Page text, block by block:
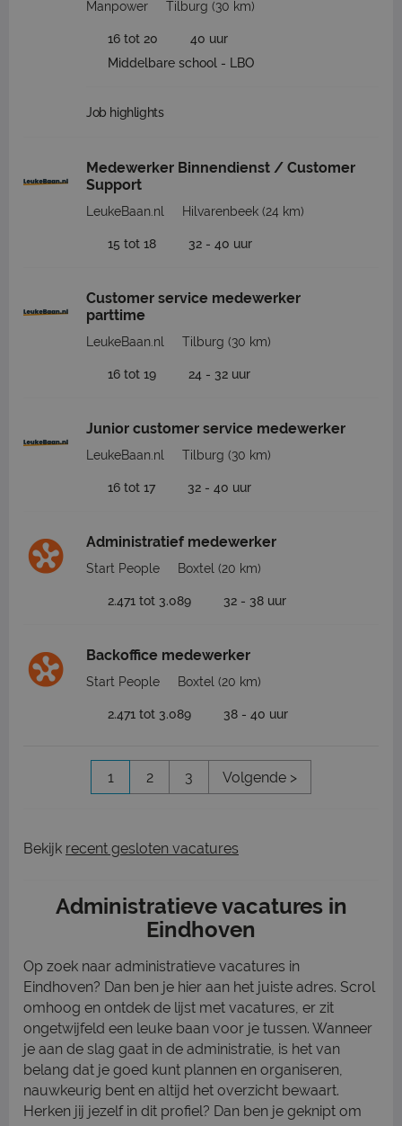
Manpower Tilburg (30 km)
16 tot 20
40 uur
Middelbare school - LBO
Job highlights
Medewerker Binnendienst / Customer
Support
LeukeBaan.nl Hilvarenbeek (24 km)
15 tot 18 32 - 40 uur
Customer service medewerker
parttime
LeukeBaan.nl Tilburg (30 km)
16 tot 19 24 - 32 uur
Junior customer service medewerker
LeukeBaan.nl Tilburg (30 km)
16 tot 17 32 - 40 uur
Administratief medewerker
Start People Boxtel (20 km)
2.471 tot 3.089 32 - 38 uur
Backoffice medewerker
Start People Boxtel (20 km)
2.471 tot 3.089 38 - 40 uur
1 2 3 Volgende >
Bekijk recent gesloten vacatures
Administratieve vacatures in
Eindhoven
Op zoek naar administratieve vacatures in
Eindhoven? Dan ben je hier aan het juiste adres. Scrol
omhoog en ontdek de lijst met vacatures, er zit
ongetwijfeld een leuke baan voor je tussen. Wanneer
je aan de slag gaat in de administratie, is het van
belang dat je goed kunt plannen en organiseren,
nauwkeurig bent en altijd het overzicht bewaart.
Herken jij jezelf in dit profiel? Dan ben je geknipt om